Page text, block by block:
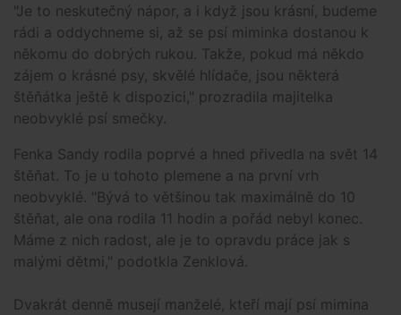
"Je to neskutečný nápor, a i když jsou krásní, budeme
rádi a oddychneme si, až se psí miminka dostanou k
někomu do dobrých rukou. Takže, pokud má někdo
zájem o krásné psy, skvělé hlídače, jsou některá
štěňátka ještě k dispozici," prozradila majitelka
neobvyklé psí smečky.
Fenka Sandy rodila poprvé a hned přivedla na svět 14
štěňat. To je u tohoto plemene a na první vrh
neobvyklé. "Bývá to většinou tak maximálně do 10
štěňat, ale ona rodila 11 hodin a pořád nebyl konec.
Máme z nich radost, ale je to opravdu práce jak s
malými dětmi," podotkla Zenklová.
Dvakrát denně musejí manželé, kteří mají psí mimina